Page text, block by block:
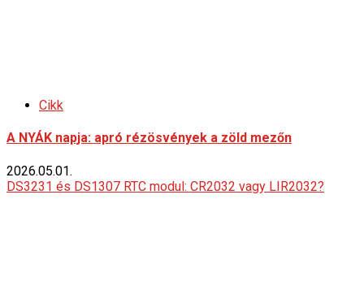
Cikk
A NYÁK napja: apró rézösvények a zöld mezőn
2026.05.01.
DS3231 és DS1307 RTC modul: CR2032 vagy LIR2032?